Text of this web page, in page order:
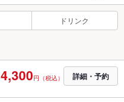
ドリンク
4,300円（税込） 詳細・予約